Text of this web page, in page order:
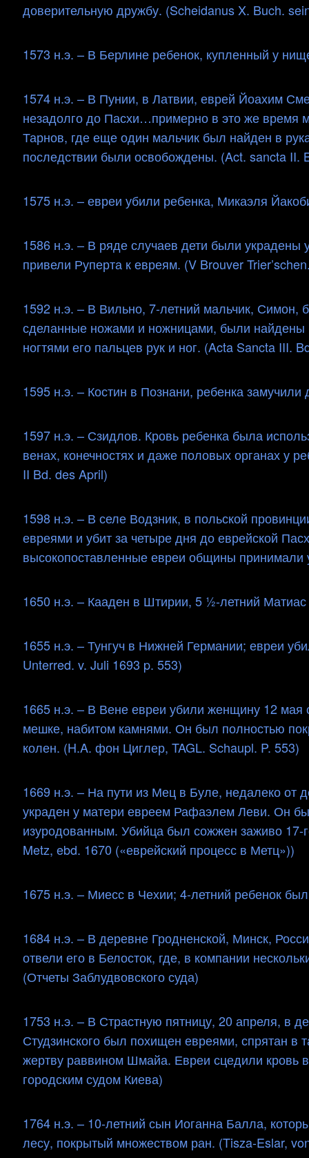
доверительную дружбу. (Scheidanus X. Buch.
1573 н.э. – В Берлине ребенок, купленный у
1574 н.э. – В Пунии, в Латвии, еврей Йоахим
незадолго до Пасхи…примерно в это же время
Тарнов, где еще один мальчик был найден в
последствии были освобождены. (Act. sancta II.
1575 н.э. – евреи убили ребенка, Микаэля
1586 н.э. – В ряде случаев дети были украдены
привели Руперта к евреям. (V Brouver
1592 н.э. – В Вильно, 7-летний мальчик,
сделанные ножами и ножницами, были найдены
ногтями его пальцев рук и ног. (Acta Sancta III.
1595 н.э. – Костин в Познани, ребенка
1597 н.э. – Сзидлов. Кровь ребенка была
венах, конечностях и даже половых органах у
II Bd. des April)
1598 н.э. – В селе Водзник, в польской
евреями и убит за четыре дня до еврейской
высокопоставленные евреи общины принимали
1650 н.э. – Кааден в Штирии, 5 ½-летний
1655 н.э. – Тунгуч в Нижней Германии; евреи
Unterred. v. Juli 1693 p. 553)
1665 н.э. – В Вене евреи убили женщину 12
мешке, набитом камнями. Он был полностью
колен. (H.A. фон Циглер, TAGL. Schaupl. P. 553)
1669 н.э. – На пути из Мец в Буле, недалеко от
украден у матери евреем Рафаэлем Леви. Он
изуродованным. Убийца был сожжен заживо 17-
Metz, ebd. 1670 («еврейский процесс в Метц»))
1675 н.э. – Миесс в Чехии; 4-летний ребенок
1684 н.э. – В деревне Гродненской, Минск,
отвели его в Белосток, где, в компании
(Отчеты Заблудвовского суда)
1753 н.э. – В Страстную пятницу, 20 апреля, в
Студзинского был похищен евреями, спрятан в
жертву раввином Шмайа. Евреи сцедили кровь
городским судом Киева)
1764 н.э. – 10-летний сын Иоганна Балла,
лесу, покрытый множеством ран. (Tisza-Eslar,